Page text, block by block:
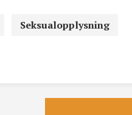
Seksualopplysning